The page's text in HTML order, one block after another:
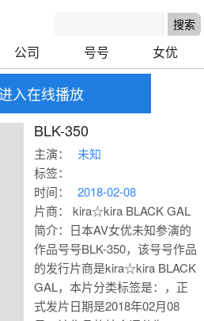
公司 号号 女优
入在线播放
BLK-350
主演：
未知
标签：
时间：
2018-02-08
片商： kira☆kira BLACK GAL
简介：日本AV女优未知参演的
作品号号BLK-350，该号号作品
的发行片商是kira☆kira BLACK
GAL，本片分类标签是：，正
式发片日期是2018年02月08